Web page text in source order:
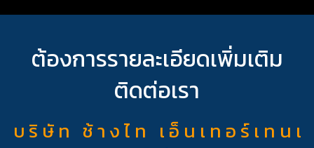
ต้องการรายละเอียดเพิ่มเติม
ติดต่อเรา
บ ริ ษั ท ช้ า ง ไ ท เ อ็ น เ ท อ ร์ เ ท น เ